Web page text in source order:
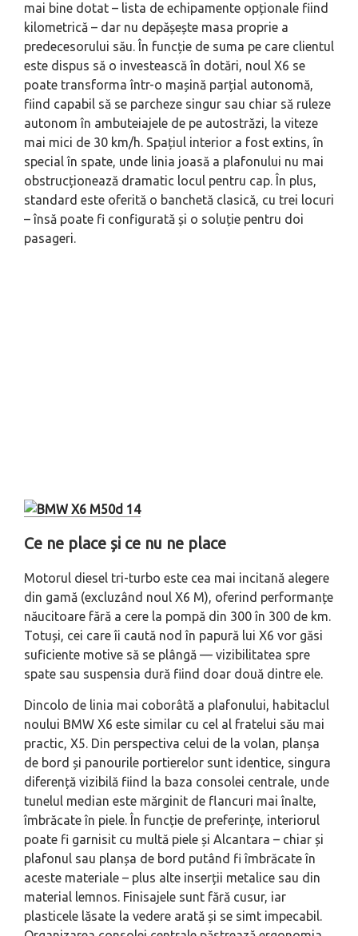
mai bine dotat – lista de echipamente opționale fiind
kilometrică – dar nu depășește masa proprie a
predecesorului său. În funcție de suma pe care clientul
este dispus să o investească în dotări, noul X6 se
poate transforma într-o mașină parțial autonomă,
fiind capabil să se parcheze singur sau chiar să ruleze
autonom în ambuteiajele de pe autostrăzi, la viteze
mai mici de 30 km/h. Spațiul interior a fost extins, în
special în spate, unde linia joasă a plafonului nu mai
obstrucționează dramatic locul pentru cap. În plus,
standard este oferită o banchetă clasică, cu trei locuri
– însă poate fi configurată și o soluție pentru doi
pasageri.
Ce ne place și ce nu ne place
Motorul diesel tri-turbo este cea mai incitană alegere
din gamă (excluzând noul X6 M), oferind performanțe
năucitoare fără a cere la pompă din 300 în 300 de km.
Totuși, cei care îi caută nod în papură lui X6 vor găsi
suficiente motive să se plângă — vizibilitatea spre
spate sau suspensia dură fiind doar două dintre ele.
Dincolo de linia mai coborâtă a plafonului, habitaclul
noului BMW X6 este similar cu cel al fratelui său mai
practic, X5. Din perspectiva celui de la volan, planșa
de bord și panourile portierelor sunt identice, singura
diferență vizibilă fiind la baza consolei centrale, unde
tunelul median este mărginit de flancuri mai înalte,
îmbrăcate în piele. În funcție de preferințe, interiorul
poate fi garnisit cu multă piele și Alcantara – chiar și
plafonul sau planșa de bord putând fi îmbrăcate în
aceste materiale – plus alte inserții metalice sau din
material lemnos. Finisajele sunt fără cusur, iar
plasticele lăsate la vedere arată și se simt impecabil.